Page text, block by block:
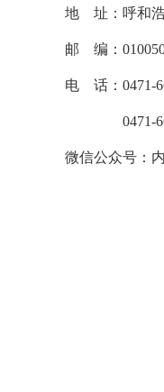
地 址：呼和浩
邮 编：
电 话：0471-
0471-
微信公众号：内